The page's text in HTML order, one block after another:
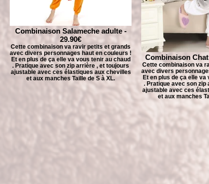
Combinaison Salameche adulte -
29.90€
Cette combinaison va ravir petits et grands
avec divers personnages haut en couleurs !
Et en plus de ça elle va vous tenir au chaud
. Pratique avec son zip arrière , et toujours
ajustable avec ces élastiques aux chevilles
et aux manches Taille de S à XL.
Combinaison
Cette combinaison va
avec divers
Et en plus de ça elle va
. Pratique avec son zip
ajustable avec ces
et aux manches